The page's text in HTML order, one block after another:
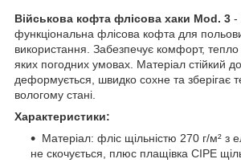
Військова кофта флісова хаки Mod. 3 -
функціональна флісова кофта для
використання. Забезпечує комфорт, тепло
яких погодних умовах. Матеріал стійкий
деформується, швидко сохне та зберігає
вологому стані.
Характеристики:
Матеріал: фліс щільністю 270 г/м² з
не скочується, плюс плащівка СІРЕ